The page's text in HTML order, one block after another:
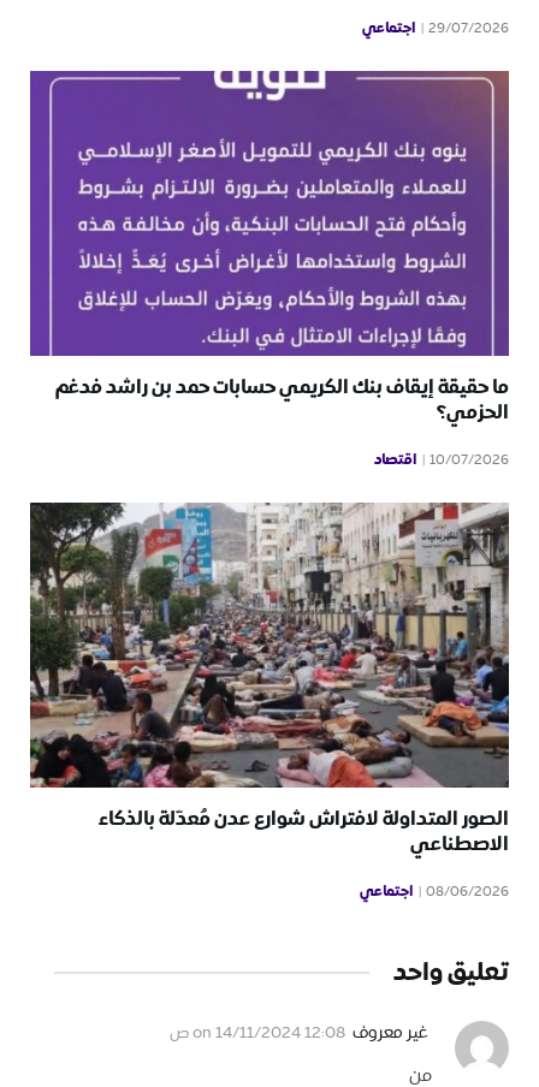
29/07/2026 اجتماعي
ما حقيقة إيقاف بنك الكريمي حسابات حمد بن راشد فدغم
الحزمي؟
10/07/2026 اقتصاد
الصور المتداولة لافتراش شوارع عدن مُعدّلة بالذكاء
الاصطناعي
08/06/2026 اجتماعي
تعليق واحد
غير معروف 14/11/2024 12:08 ص
من